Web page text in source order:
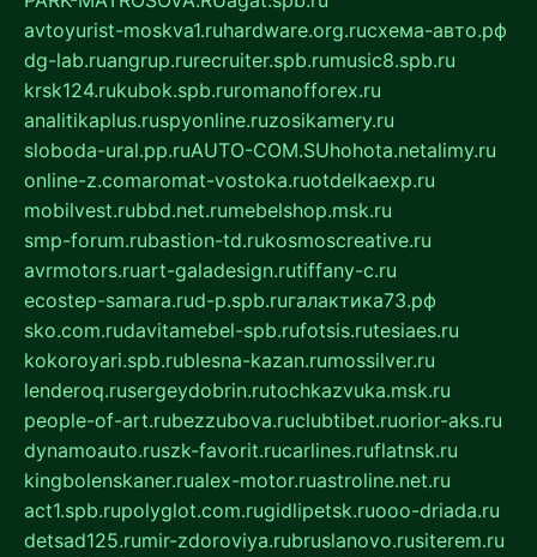
avtoyurist-moskva1.ruhardware.org.ruсхема-авто.рф
dg-lab.ruangrup.rurecruiter.spb.rumusic8.spb.ru
krsk124.rukubok.spb.ruromanofforex.ru
analitikaplus.ruspyonline.ruzosikamery.ru
sloboda-ural.pp.ruAUTO-COM.SUhohota.netalimy.ru
online-z.comaromat-vostoka.ruotdelkaexp.ru
mobilvest.rubbd.net.rumebelshop.msk.ru
smp-forum.rubastion-td.rukosmoscreative.ru
avrmotors.ruart-galadesign.rutiffany-c.ru
ecostep-samara.rud-p.spb.ruгалактика73.рф
sko.com.rudavitamebel-spb.rufotsis.rutesiaes.ru
kokoroyari.spb.rublesna-kazan.rumossilver.ru
lenderoq.rusergeydobrin.rutochkazvuka.msk.ru
people-of-art.rubezzubova.ruclubtibet.ruorior-aks.ru
dynamoauto.ruszk-favorit.rucarlines.ruflatnsk.ru
kingbolenskaner.rualex-motor.ruastroline.net.ru
act1.spb.rupolyglot.com.rugidlipetsk.ruooo-driada.ru
detsad125.rumir-zdoroviya.rubruslanovo.rusiterem.ru